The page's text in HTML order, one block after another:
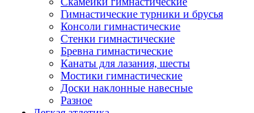
Гимнастические турники и брусья
Консоли гимнастические
Стенки гимнастические
Бревна гимнастические
Канаты для лазания, шесты
Мостики гимнастические
Доски наклонные навесные
Разное